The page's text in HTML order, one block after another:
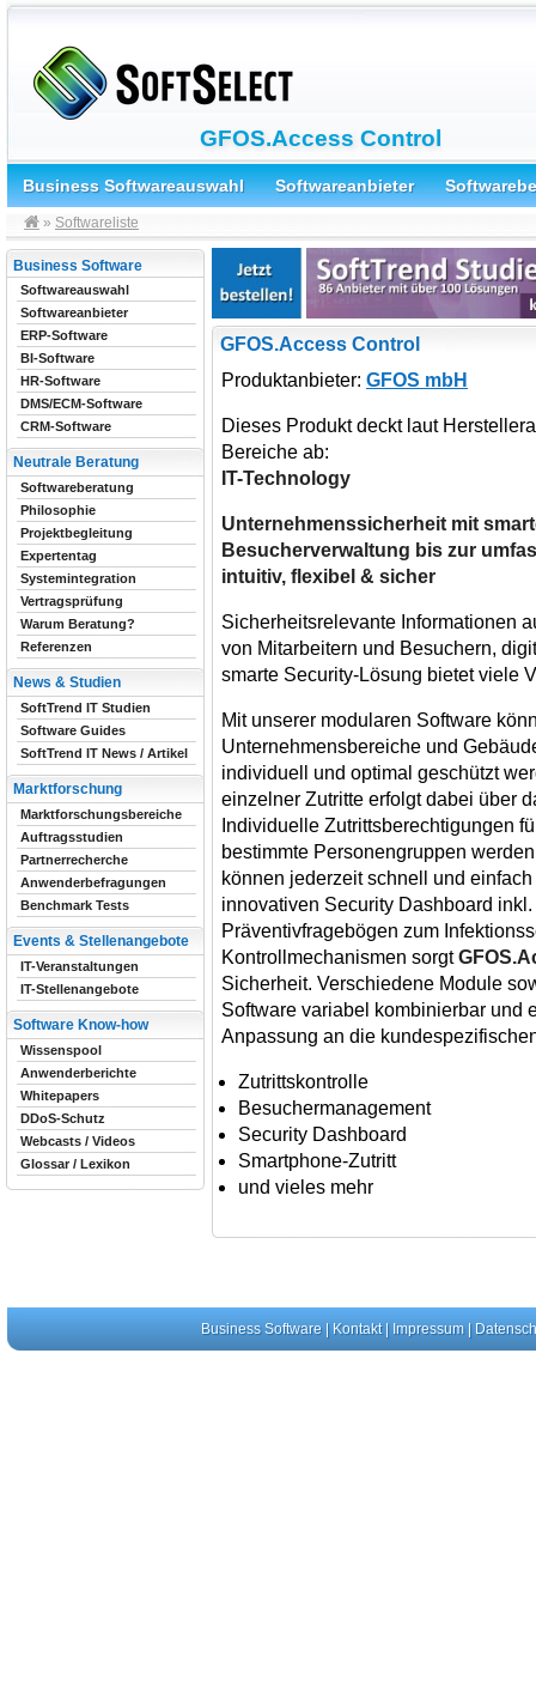
GFOS.Access Control
Business Softwareauswahl Softwareanbieter
» Softwareliste
GFOS.Access Control
Produktanbieter: GFOS mbH
Dieses Produkt deckt laut
Bereiche ab:
IT-Technology
Unternehmenssicherheit mit
Besucherverwaltung bis zur
intuitiv, flexibel & sicher
Sicherheitsrelevante Informationen
von Mitarbeitern und Besuchern,
smarte Security-Lösung bietet viele
Mit unserer modularen Software
Unternehmensbereiche und
individuell und optimal geschützt
einzelner Zutritte erfolgt dabei über
Individuelle Zutrittsberechtigungen
bestimmte Personengruppen
können jederzeit schnell und
innovativen Security Dashboard
Präventivfragebögen zum
Kontrollmechanismen sorgt
Sicherheit. Verschiedene Module
Software variabel kombinierbar und
Anpassung an die
Zutrittskontrolle
Besuchermanagement
Security Dashboard
Smartphone-Zutritt
und vieles mehr
Business Software
Softwareauswahl
Softwareanbieter
ERP-Software
BI-Software
HR-Software
DMS/ECM-Software
CRM-Software
Neutrale Beratung
Softwareberatung
Philosophie
Projektbegleitung
Expertentag
Systemintegration
Vertragsprüfung
Warum Beratung?
Referenzen
News & Studien
SoftTrend IT Studien
Software Guides
SoftTrend IT News / Artikel
Marktforschung
Marktforschungsbereiche
Auftragsstudien
Partnerrecherche
Anwenderbefragungen
Benchmark Tests
Events & Stellenangebote
IT-Veranstaltungen
IT-Stellenangebote
Software Know-how
Wissenspool
Anwenderberichte
Whitepapers
DDoS-Schutz
Webcasts / Videos
Glossar / Lexikon
Business Software| Kontakt| Impressum|